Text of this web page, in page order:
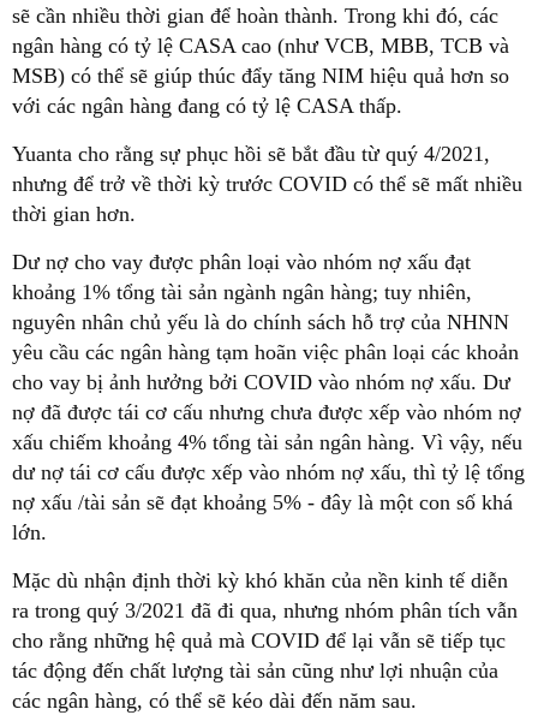
sẽ cần nhiều thời gian để hoàn thành. Trong khi đó, các
ngân hàng có tỷ lệ CASA cao (như VCB, MBB, TCB và
MSB) có thể sẽ giúp thúc đẩy tăng NIM hiệu quả hơn so
với các ngân hàng đang có tỷ lệ CASA thấp.
Yuanta cho rằng sự phục hồi sẽ bắt đầu từ quý 4/2021,
nhưng để trở về thời kỳ trước COVID có thể sẽ mất nhiều
thời gian hơn.
Dư nợ cho vay được phân loại vào nhóm nợ xấu đạt
khoảng 1% tổng tài sản ngành ngân hàng; tuy nhiên,
nguyên nhân chủ yếu là do chính sách hỗ trợ của NHNN
yêu cầu các ngân hàng tạm hoãn việc phân loại các khoản
cho vay bị ảnh hưởng bởi COVID vào nhóm nợ xấu. Dư
nợ đã được tái cơ cấu nhưng chưa được xếp vào nhóm nợ
xấu chiếm khoảng 4% tổng tài sản ngân hàng. Vì vậy, nếu
dư nợ tái cơ cấu được xếp vào nhóm nợ xấu, thì tỷ lệ tổng
nợ xấu /tài sản sẽ đạt khoảng 5% - đây là một con số khá
lớn.
Mặc dù nhận định thời kỳ khó khăn của nền kinh tế diễn
ra trong quý 3/2021 đã đi qua, nhưng nhóm phân tích vẫn
cho rằng những hệ quả mà COVID để lại vẫn sẽ tiếp tục
tác động đến chất lượng tài sản cũng như lợi nhuận của
các ngân hàng, có thể sẽ kéo dài đến năm sau.